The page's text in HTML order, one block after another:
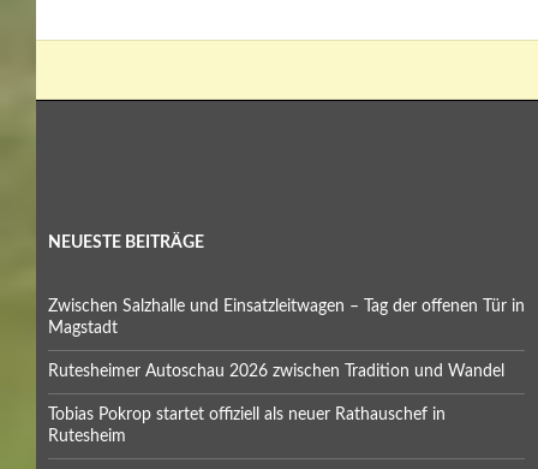
NEUESTE BEITRÄGE
Zwischen Salzhalle und Einsatzleitwagen – Tag der offenen Tür in
Magstadt
Rutesheimer Autoschau 2026 zwischen Tradition und Wandel
Tobias Pokrop startet offiziell als neuer Rathauschef in
Rutesheim